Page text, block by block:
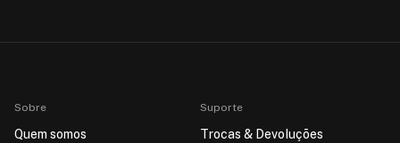
Sobre
Quem somos
Suporte
Trocas & Devoluções